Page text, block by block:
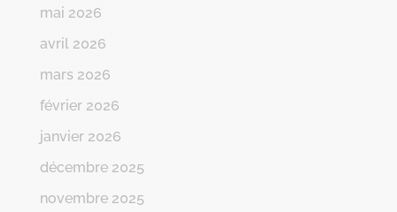
mai 2026
avril 2026
mars 2026
février 2026
janvier 2026
décembre 2025
novembre 2025